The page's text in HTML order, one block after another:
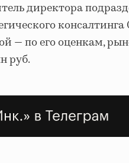
директора
консалтинга
— по его оценкам,
руб.